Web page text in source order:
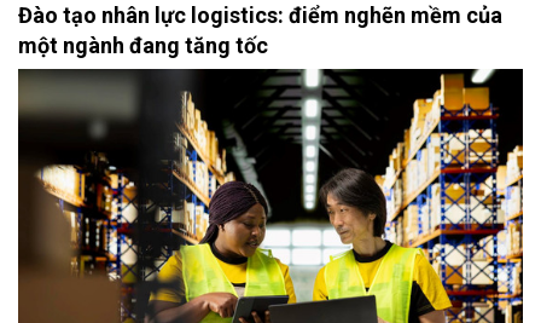
Đào tạo nhân lực logistics: điểm nghẽn mềm của
một ngành đang tăng tốc